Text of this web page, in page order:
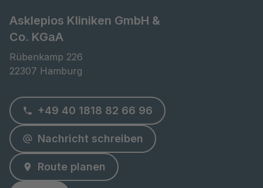
Asklepios Kliniken GmbH &
Co. KGaA
Rübenkamp 226
22307 Hamburg
+49 40 1818 82 66 96
Nachricht schreiben
Route planen